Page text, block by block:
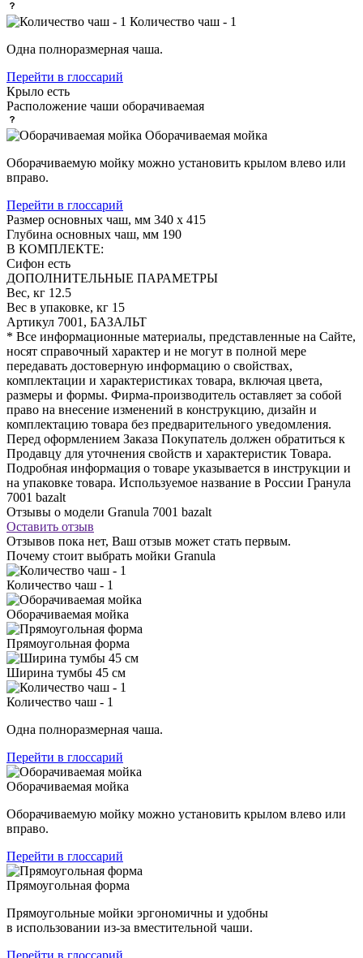
Количество чаш - 1
Одна полноразмерная чаша.
Перейти в глоссарий
Крыло есть
Расположение чаши оборачиваемая
Оборачиваемая мойка
Оборачиваемую мойку можно установить крылом влево или
вправо.
Перейти в глоссарий
Размер основных чаш, мм 340 х 415
Глубина основных чаш, мм 190
В КОМПЛЕКТЕ:
Сифон есть
ДОПОЛНИТЕЛЬНЫЕ ПАРАМЕТРЫ
Вес, кг 12.5
Вес в упаковке, кг 15
Артикул 7001, БАЗАЛЬТ
* Все информационные материалы, представленные на Сайте,
носят справочный характер и не могут в полной мере
передавать достоверную информацию о свойствах,
комплектации и характеристиках товара, включая цвета,
размеры и формы. Фирма-производитель оставляет за собой
право на внесение изменений в конструкцию, дизайн и
комплектацию товара без предварительного уведомления.
Перед оформлением Заказа Покупатель должен обратиться к
Продавцу для уточнения свойств и характеристик Товара.
Подробная информация о товаре указывается в инструкции и
на упаковке товара. Используемое название в России Гранула
7001 bazalt
Отзывы о модели Granula 7001 bazalt
Оставить отзыв
Отзывов пока нет, Ваш отзыв может стать первым.
Почему стоит выбрать мойки Granula
Количество чаш - 1
Оборачиваемая мойка
Прямоугольная форма
Ширина тумбы 45 см
Количество чаш - 1
Одна полноразмерная чаша.
Перейти в глоссарий
Оборачиваемая мойка
Оборачиваемую мойку можно установить крылом влево или
вправо.
Перейти в глоссарий
Прямоугольная форма
Прямоугольные мойки эргономичны и удобны
в использовании из-за вместительной чаши.
Перейти в глоссарий